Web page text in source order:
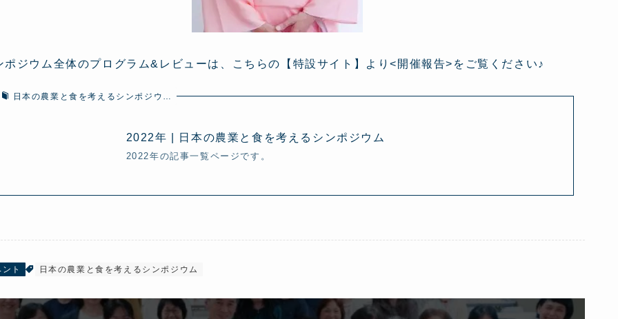
ポジウム全体のプログラム&レビューは、こちらの【特設サイト】より<開催報告>をご覧ください♪
日本の農業と食を考えるシンポジウ…
2022年 | 日本の農業と食を考えるシンポジウム
2022年の記事一覧ページです。
ト 日本の農業と食を考えるシンポジウム